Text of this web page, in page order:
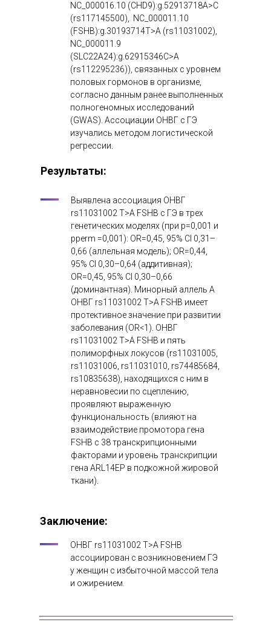
Результаты:
Выявлена ассоциация ОНВГ
rs11031002 T>A FSHB с ГЭ в трех
генетических моделях (при р=0,001 и
рperm =0,001): OR=0,45, 95% СI 0,31–
0,66 (аллельная модель); OR=0,44,
95% СI 0,30–0,64 (аддитивная);
OR=0,45, 95% СI 0,30–0,66
(доминантная). Минорный аллель А
ОНВГ rs11031002 T>A FSHB имеет
протективное значение при развитии
заболевания (OR<1). ОНВГ
rs11031002 T>A FSHB и пять
полиморфных локусов (rs11031005,
rs11031006, rs11031010, rs74485684,
rs10835638), находящихся с ним в
неравновесии по сцеплению,
проявляют выраженную
функциональность (влияют на
взаимодействие промотора гена
FSHB с 38 транскрипционными
факторами и уровень транскрипции
гена ARL14EP в подкожной жировой
ткани).
Заключение:
ОНВГ rs11031002 T>A FSHB
ассоциирован с возникновением ГЭ
у женщин с избыточной массой тела
и ожирением.
NC_000016.10 (CHD9):g.52913718A>C
(rs117145500), NC_000011.10
(FSHB):g.30193714T>A (rs11031002),
NC_000011.9
(SLC22A24):g.62915346C>A
(rs112295236)), связанных с уровнем
половых гормонов в организме,
согласно данным ранее выполненных
полногеномных исследований
(GWAS). Ассоциации ОНВГ с ГЭ
изучались методом логистической
регрессии.